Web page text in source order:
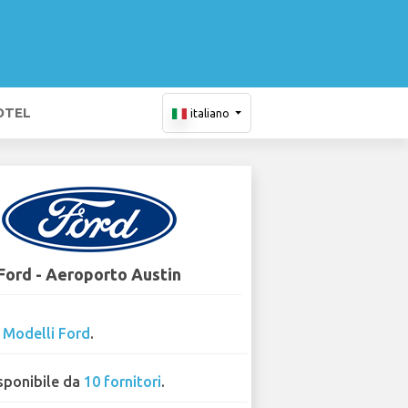
italiano
- Aeroporto Austin
Modelli Ford.
da 10 fornitori.